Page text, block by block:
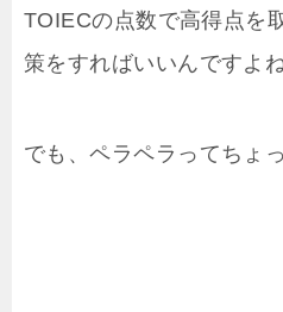
TOIECの点数で高得点を
策をすればいいんですよね
でも、ペラペラってちょ